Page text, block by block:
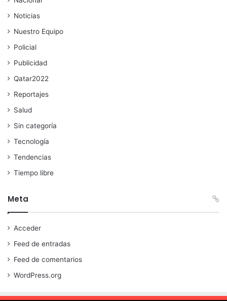
Noticias
Nuestro Equipo
Policial
Publicidad
Qatar2022
Reportajes
Salud
Sin categoría
Tecnología
Tendencias
Tiempo libre
Meta
Acceder
Feed de entradas
Feed de comentarios
WordPress.org